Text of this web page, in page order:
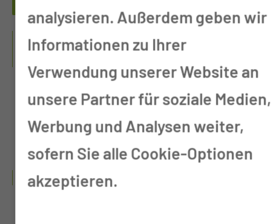
FACHGEBIETE &
Facharzt für Hals-Nasen-
Ohrenheilkunde
WERDEGANG
analysieren. Außerdem geben wir
Informationen zu Ihrer
Verwendung unserer Website an
unsere Partner für soziale Medien,
Werbung und Analysen weiter,
sofern Sie alle Cookie-Optionen
akzeptieren.